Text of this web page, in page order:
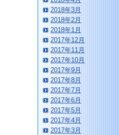
2018年3月
2018年2月
2018年1月
2017年12月
2017年11月
2017年10月
2017年9月
2017年8月
2017年7月
2017年6月
2017年5月
2017年4月
2017年3月